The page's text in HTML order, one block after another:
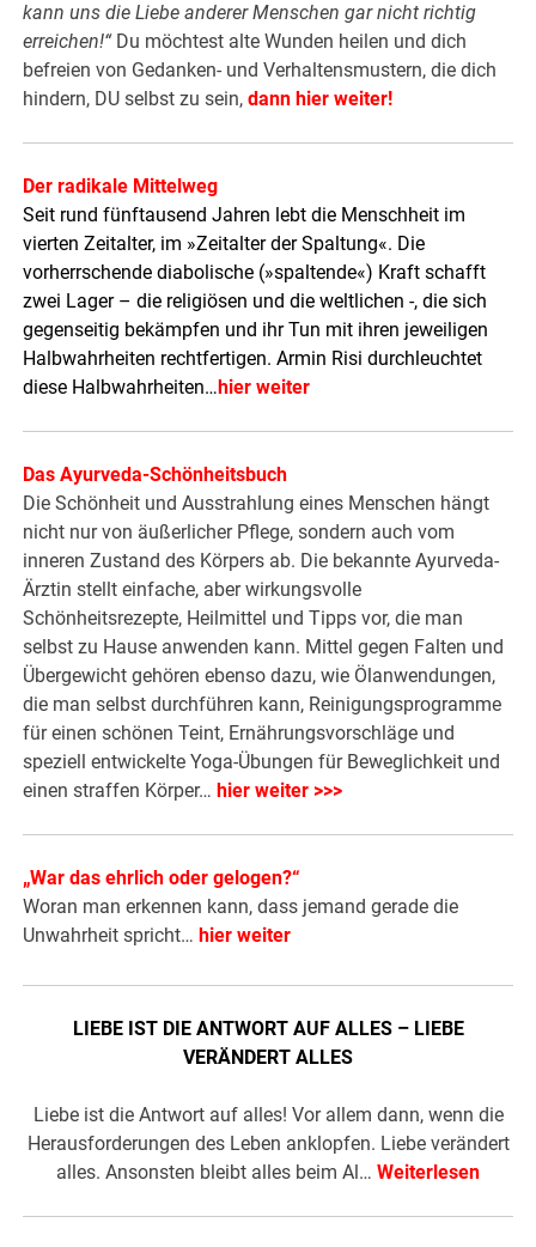
kann uns die Liebe anderer Menschen gar nicht richtig
erreichen!“ Du möchtest alte Wunden heilen und dich
befreien von Gedanken- und Verhaltensmustern, die dich
hindern, DU selbst zu sein,dann hier weiter!
Der radikale Mittelweg
Seit rund fünftausend Jahren lebt die Menschheit im
vierten Zeitalter, im »Zeitalter der Spaltung«. Die
vorherrschende diabolische (»spaltende«) Kraft schafft
zwei Lager – die religiösen und die weltlichen -, die sich
gegenseitig bekämpfen und ihr Tun mit ihren jeweiligen
Halbwahrheiten rechtfertigen. Armin Risi durchleuchtet
diese Halbwahrheiten… hier weiter
Das Ayurveda-Schönheitsbuch
Die Schönheit und Ausstrahlung eines Menschen hängt
nicht nur von äußerlicher Pflege, sondern auch vom
inneren Zustand des Körpers ab. Die bekannte Ayurveda-
Ärztin stellt einfache, aber wirkungsvolle
Schönheitsrezepte, Heilmittel und Tipps vor, die man
selbst zu Hause anwenden kann. Mittel gegen Falten und
Übergewicht gehören ebenso dazu, wie Ölanwendungen,
die man selbst durchführen kann, Reinigungsprogramme
für einen schönen Teint, Ernährungsvorschläge und
speziell entwickelte Yoga-Übungen für Beweglichkeit und
einen straffen Körper… hier weiter >>>
„War das ehrlich oder gelogen?“
Woran man erkennen kann, dass jemand gerade die
Unwahrheit spricht… hier weiter
LIEBE IST DIE ANTWORT AUF ALLES – LIEBE
VERÄNDERT ALLES
Liebe ist die Antwort auf alles! Vor allem dann, wenn die
Herausforderungen des Leben anklopfen. Liebe verändert
alles. Ansonsten bleibt alles beim Al… Weiterlesen